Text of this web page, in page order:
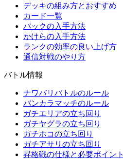
デッキの組み方とおすすめ
カード一覧
パックの入手方法
かけらの入手方法
ランクの効率の良い上げ方
通信対戦のやり方
バトル情報
ナワバリバトルのルール
バンカラマッチのルール
ガチエリアの立ち回り
ガチヤグラの立ち回り
ガチホコの立ち回り
ガチアサリの立ち回り
昇格戦の仕様と必要ポイント